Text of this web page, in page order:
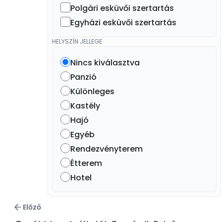
Polgári esküvői szertartás
Egyházi esküvői szertartás
HELYSZÍN JELLEGE
Nincs kiválasztva
Panzió
Különleges
Kastély
Hajó
Egyéb
Rendezvényterem
Étterem
Hotel
Előző